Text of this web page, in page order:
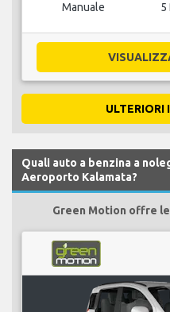
Manuale 5
ULTERIORI
Quali auto a benzina a
Aeroporto Kalamata?
Green Motion offre